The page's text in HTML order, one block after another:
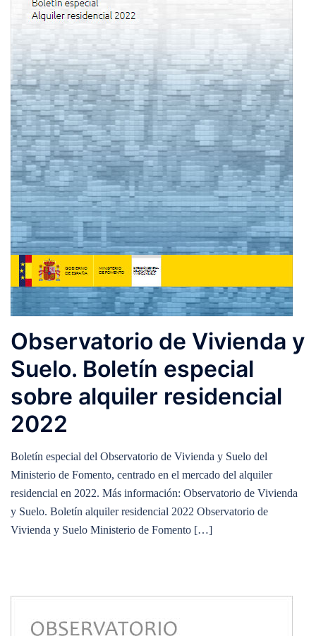
Observatorio de Vivienda y
Suelo. Boletín especial
sobre alquiler residencial
2022
Boletín especial del Observatorio de Vivienda y Suelo del
Ministerio de Fomento, centrado en el mercado del alquiler
residencial en 2022. Más información: Observatorio de Vivienda
y Suelo. Boletín alquiler residencial 2022 Observatorio de
Vivienda y Suelo Ministerio de Fomento […]